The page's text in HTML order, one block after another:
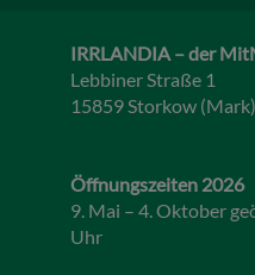
IRRLANDIA – der
Lebbiner Straße 1
15859 Storkow (Mark)
Öffnungszeiten 2026
9. Mai – 4. Oktober
Uhr